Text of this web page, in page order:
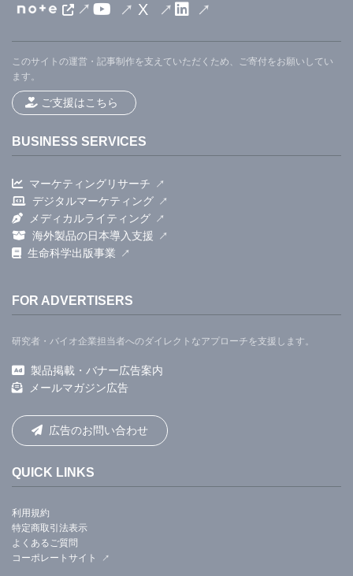
X
このサイトの運営・記事制作を支えていただくため、ご寄付をお願いしてい
ます。
ご支援はこちら
BUSINESS SERVICES
マーケティングリサーチ
デジタルマーケティング
メディカルライティング
海外製品の日本導入支援
生命科学出版事業
FOR ADVERTISERS
研究者・バイオ企業担当者へのダイレクトなアプローチを支援します。
製品掲載・バナー広告案内
メールマガジン広告
広告のお問い合わせ
QUICK LINKS
利用規約
特定商取引法表示
よくあるご質問
コーポレートサイト